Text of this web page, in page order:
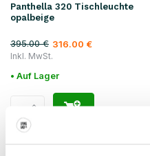
Panthella 320 Tischleuchte
opalbeige
395.00 € 316.00 €
Inkl. MwSt.
• Auf Lager